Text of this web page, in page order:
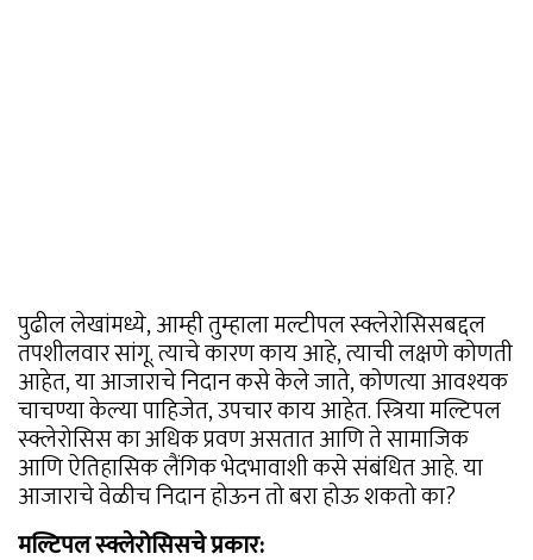
पुढील लेखांमध्ये, आम्ही तुम्हाला मल्टीपल स्क्लेरोसिसबद्दल
तपशीलवार सांगू. त्याचे कारण काय आहे, त्याची लक्षणे कोणती
आहेत, या आजाराचे निदान कसे केले जाते, कोणत्या आवश्यक
चाचण्या केल्या पाहिजेत, उपचार काय आहेत. स्त्रिया मल्टिपल
स्क्लेरोसिस का अधिक प्रवण असतात आणि ते सामाजिक
आणि ऐतिहासिक लैंगिक भेदभावाशी कसे संबंधित आहे. या
आजाराचे वेळीच निदान होऊन तो बरा होऊ शकतो का?
मल्टिपल स्क्लेरोसिसचे प्रकार: